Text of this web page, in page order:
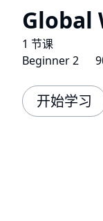
Global
1 节课
Beginner 2
开始学习